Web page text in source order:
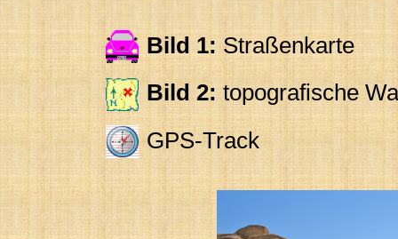
Bild 1: Straßenkarte
Bild 2: topografische
GPS-Track